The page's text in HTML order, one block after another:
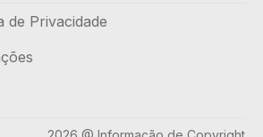
de Privacidade